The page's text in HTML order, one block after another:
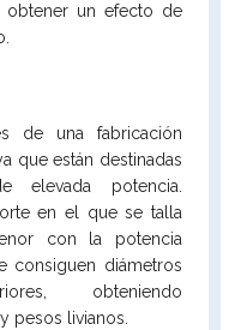
obtener un efecto de
de una fabricación
que están destinadas
elevada potencia.
en el que se talla
con la potencia
consiguen diámetros
obteniendo
pesos livianos.